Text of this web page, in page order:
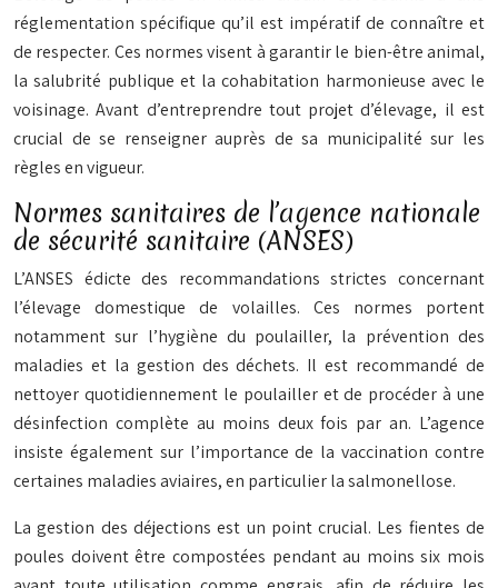
réglementation spécifique qu’il est impératif de connaître et
de respecter. Ces normes visent à garantir le bien-être animal,
la salubrité publique et la cohabitation harmonieuse avec le
voisinage. Avant d’entreprendre tout projet d’élevage, il est
crucial de se renseigner auprès de sa municipalité sur les
règles en vigueur.
Normes sanitaires de l’agence nationale
de sécurité sanitaire (ANSES)
L’ANSES édicte des recommandations strictes concernant
l’élevage domestique de volailles. Ces normes portent
notamment sur l’hygiène du poulailler, la prévention des
maladies et la gestion des déchets. Il est recommandé de
nettoyer quotidiennement le poulailler et de procéder à une
désinfection complète au moins deux fois par an. L’agence
insiste également sur l’importance de la vaccination contre
certaines maladies aviaires, en particulier la salmonellose.
La gestion des déjections est un point crucial. Les fientes de
poules doivent être compostées pendant au moins six mois